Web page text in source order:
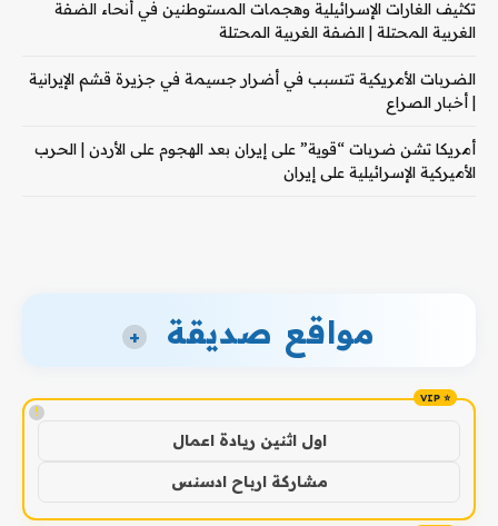
تكثيف الغارات الإسرائيلية وهجمات المستوطنين في أنحاء الضفة
الغربية المحتلة | الضفة الغربية المحتلة
الضربات الأمريكية تتسبب في أضرار جسيمة في جزيرة قشم الإيرانية
| أخبار الصراع
أمريكا تشن ضربات “قوية” على إيران بعد الهجوم على الأردن | الحرب
الأميركية الإسرائيلية على إيران
مواقع صديقة +
!
اول اثنين ريادة اعمال
مشاركة ارباح ادسنس